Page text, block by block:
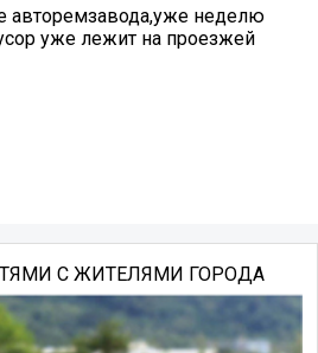
авторемзавода,уже неделю
уже лежит на проезжей
С ЖИТЕЛЯМИ ГОРОДА